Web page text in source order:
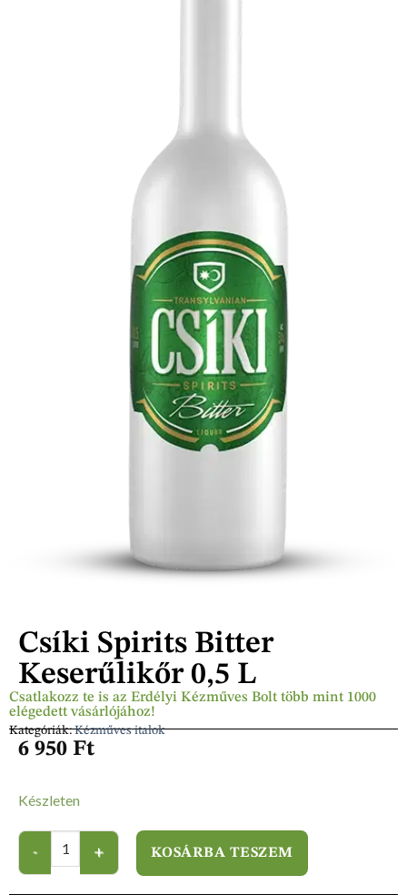
Csatlakozz te is az Erdélyi Kézműves Bolt több mint 1000
elégedett vásárlójához!
Kategóriák:Kézműves italok
Csíki Spirits Bitter
Keserűlikőr 0,5 L
6 950 Ft
Készleten
KOSÁRBA TESZEM